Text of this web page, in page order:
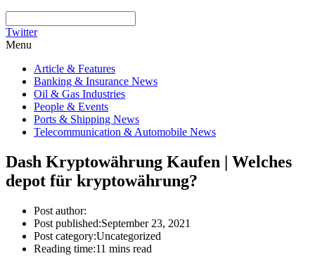
Twitter
Menu
Article & Features
Banking & Insurance News
Oil & Gas Industries
People & Events
Ports & Shipping News
Telecommunication & Automobile News
Dash Kryptowährung Kaufen | Welches
depot für kryptowährung?
Post author:
Post published:September 23, 2021
Post category:Uncategorized
Reading time:11 mins read